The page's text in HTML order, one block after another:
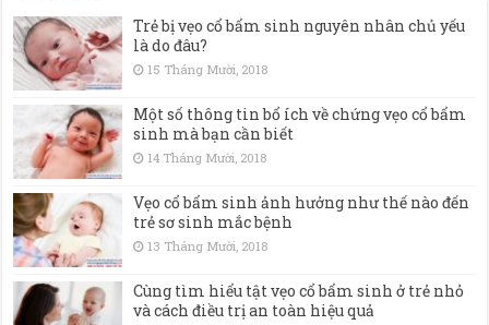
Trẻ bị vẹo cổ bẩm sinh nguyên nhân chủ yếu
là do đâu?
15 Tháng Mười, 2018
Một số thông tin bổ ích về chứng vẹo cổ bẩm
sinh mà bạn cần biết
14 Tháng Mười, 2018
Vẹo cổ bẩm sinh ảnh hưởng như thế nào đến
trẻ sơ sinh mắc bệnh
13 Tháng Mười, 2018
Cùng tìm hiểu tật vẹo cổ bẩm sinh ở trẻ nhỏ
và cách điều trị an toàn hiệu quả